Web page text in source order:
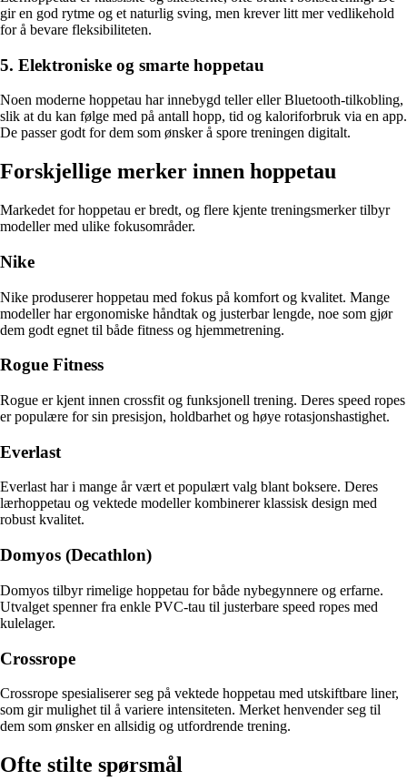
gir en god rytme og et naturlig sving, men krever litt mer vedlikehold
for å bevare fleksibiliteten.
5. Elektroniske og smarte hoppe­tau
Noen moderne hoppe­tau har innebygd teller eller Bluetooth-tilkobling,
slik at du kan følge med på antall hopp, tid og kaloriforbruk via en app.
De passer godt for dem som ønsker å spore treningen digitalt.
Forskjellige merker innen hoppe­tau
Markedet for hoppe­tau er bredt, og flere kjente treningsmerker tilbyr
modeller med ulike fokusområder.
Nike
Nike produserer hoppe­tau med fokus på komfort og kvalitet. Mange
modeller har ergonomiske håndtak og justerbar lengde, noe som gjør
dem godt egnet til både fitness og hjemmetrening.
Rogue Fitness
Rogue er kjent innen crossfit og funksjonell trening. Deres speed ropes
er populære for sin presisjon, holdbarhet og høye rotasjonshastighet.
Everlast
Everlast har i mange år vært et populært valg blant boksere. Deres
lærhoppe­tau og vektede modeller kombinerer klassisk design med
robust kvalitet.
Domyos (Decathlon)
Domyos tilbyr rimelige hoppe­tau for både nybegynnere og erfarne.
Utvalget spenner fra enkle PVC-tau til justerbare speed ropes med
kulelager.
Crossrope
Crossrope spesialiserer seg på vektede hoppe­tau med utskiftbare liner,
som gir mulighet til å variere intensiteten. Merket henvender seg til
dem som ønsker en allsidig og utfordrende trening.
Ofte stilte spørsmål